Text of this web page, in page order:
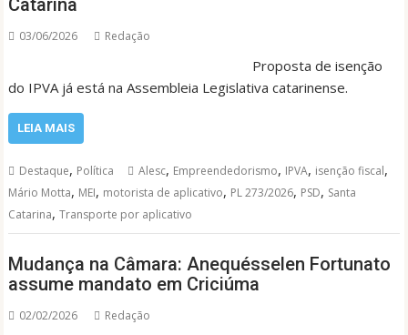
03/06/2026 Redação
Proposta de isenção
do IPVA já está na Assembleia Legislativa catarinense.
LEIA MAIS
Destaque, Política Alesc, Empreendedorismo, IPVA, isenção fiscal,
Mário Motta, MEI, motorista de aplicativo, PL 273/2026, PSD, Santa
Catarina,Transporte por aplicativo
Mudança na Câmara: Anequésselen Fortunato
assume mandato em Criciúma
02/02/2026 Redação